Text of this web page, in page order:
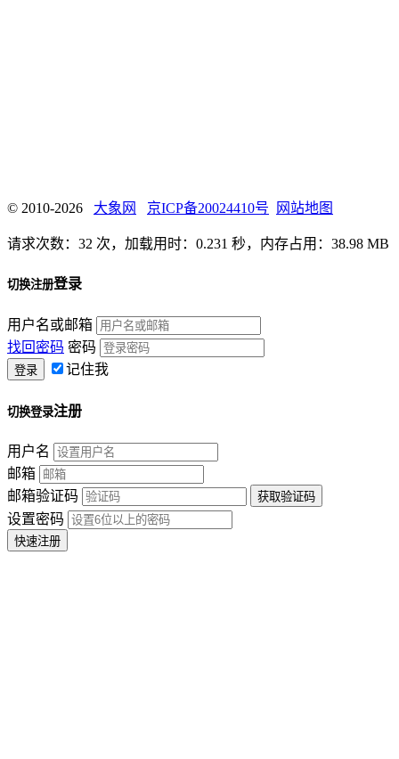
© 2010-2026 大象网 京ICP备20024410号 网站地图
请求次数：32 次，加载用时：0.231 秒，内存占用：38.98 MB
切换注册登录
用户名或邮箱
找回密码 密码
记住我
切换登录注册
用户名
邮箱
邮箱验证码
设置密码